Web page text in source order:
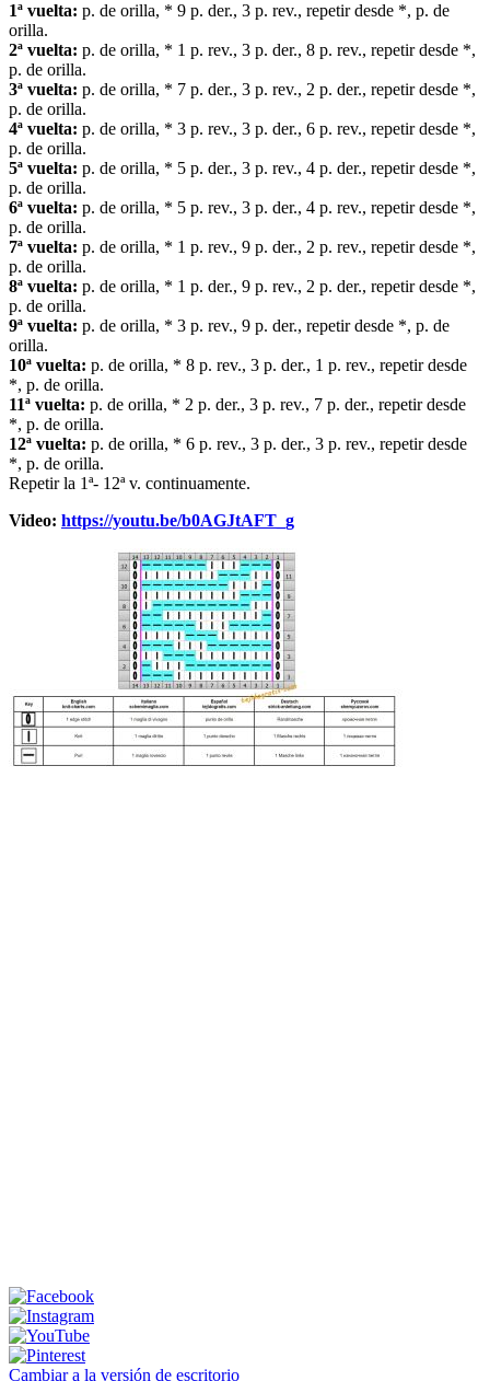
1ª vuelta: p. de orilla, * 9 p. der., 3 p. rev., repetir desde *, p. de
orilla.
2ª vuelta: p. de orilla, * 1 p. rev., 3 p. der., 8 p. rev., repetir desde *,
p. de orilla.
3ª vuelta: p. de orilla, * 7 p. der., 3 p. rev., 2 p. der., repetir desde *,
p. de orilla.
4ª vuelta: p. de orilla, * 3 p. rev., 3 p. der., 6 p. rev., repetir desde *,
p. de orilla.
5ª vuelta: p. de orilla, * 5 p. der., 3 p. rev., 4 p. der., repetir desde *,
p. de orilla.
6ª vuelta: p. de orilla, * 5 p. rev., 3 p. der., 4 p. rev., repetir desde *,
p. de orilla.
7ª vuelta: p. de orilla, * 1 p. rev., 9 p. der., 2 p. rev., repetir desde *,
p. de orilla.
8ª vuelta: p. de orilla, * 1 p. der., 9 p. rev., 2 p. der., repetir desde *,
p. de orilla.
9ª vuelta: p. de orilla, * 3 p. rev., 9 p. der., repetir desde *, p. de
orilla.
10ª vuelta: p. de orilla, * 8 p. rev., 3 p. der., 1 p. rev., repetir desde
*, p. de orilla.
11ª vuelta: p. de orilla, * 2 p. der., 3 p. rev., 7 p. der., repetir desde
*, p. de orilla.
12ª vuelta: p. de orilla, * 6 p. rev., 3 p. der., 3 p. rev., repetir desde
*, p. de orilla.
Repetir la 1ª- 12ª v. continuamente.
Video: https://youtu.be/b0AGJtAFT_g
Cambiar a la versión de escritorio